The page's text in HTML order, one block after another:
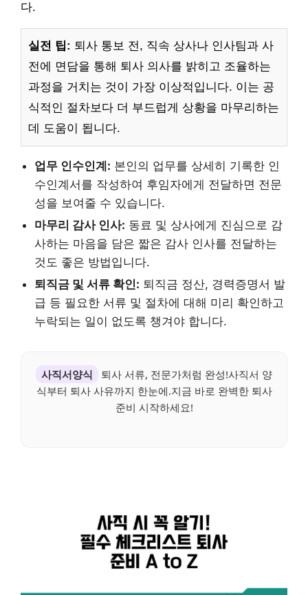
다.
실전 팁: 퇴사 통보 전, 직속 상사나 인사팀과 사
전에 면담을 통해 퇴사 의사를 밝히고 조율하는
과정을 거치는 것이 가장 이상적입니다. 이는 공
식적인 절차보다 더 부드럽게 상황을 마무리하는
데 도움이 됩니다.
업무 인수인계: 본인의 업무를 상세히 기록한 인
수인계서를 작성하여 후임자에게 전달하면 전문
성을 보여줄 수 있습니다.
마무리 감사 인사: 동료 및 상사에게 진심으로 감
사하는 마음을 담은 짧은 감사 인사를 전달하는
것도 좋은 방법입니다.
퇴직금 및 서류 확인: 퇴직금 정산, 경력증명서 발
급 등 필요한 서류 및 절차에 대해 미리 확인하고
누락되는 일이 없도록 챙겨야 합니다.
사직서양식
퇴사 서류, 전문가처럼 완성!사직서 양
식부터 퇴사 사유까지 한눈에.지금 바로 완벽한 퇴사
준비 시작하세요!